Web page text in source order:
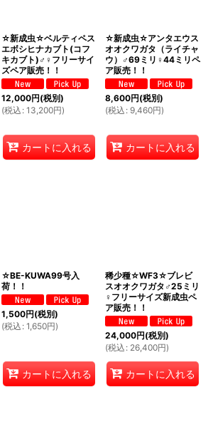
☆新成虫☆ベルティペス
エボシヒナカブト(コフ
キカブト)♂♀フリーサイ
ズペア販売！！
12,000円(税別)
(税込 : 13,200円)
カートに入れる
☆新成虫☆アンタエウス
オオクワガタ（ライチャ
ウ）♂69ミリ♀44ミリペ
ア販売！！
8,600円(税別)
(税込 : 9,460円)
カートに入れる
☆BE-KUWA99号入
荷！！
1,500円(税別)
(税込 : 1,650円)
カートに入れる
稀少種☆WF3☆ブレビ
スオオクワガタ♂25ミリ
♀フリーサイズ新成虫ペ
ア販売！！
24,000円(税別)
(税込 : 26,400円)
カートに入れる